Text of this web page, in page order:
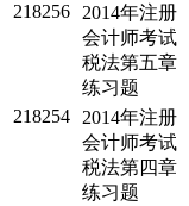
218256
2014年注册
会计师考试
税法第五章
练习题
218254
2014年注册
会计师考试
税法第四章
练习题